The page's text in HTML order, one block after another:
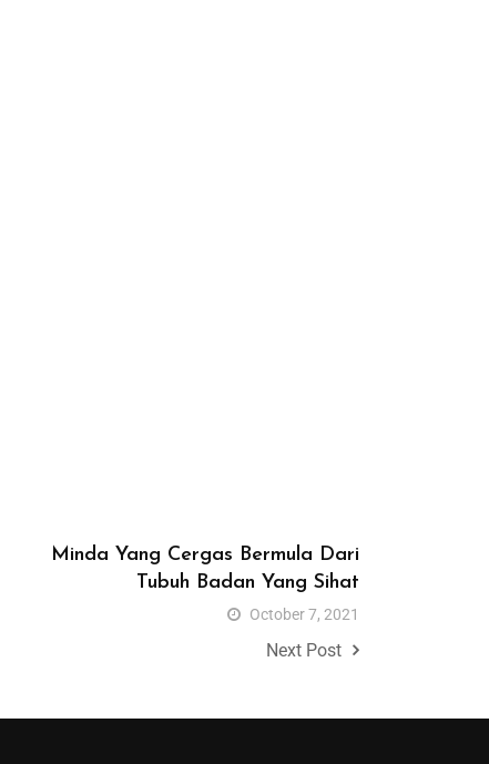
Minda Yang Cergas Bermula Dari
Tubuh Badan Yang Sihat
October 7, 2021
Next Post